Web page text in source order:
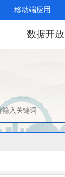
移动端应用
数据开放